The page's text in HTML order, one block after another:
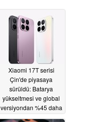
Xiaomi 17T serisi
Çin'de piyasaya
sürüldü: Batarya
yükseltmesi ve global
versiyondan %45 daha
ucuz06/08/2026